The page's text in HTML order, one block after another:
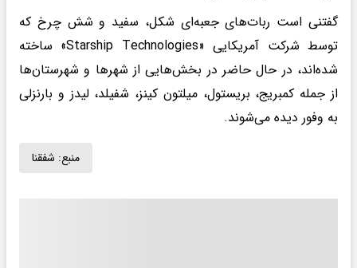
گفتنی است ربات‌های جعبه‌ای شکل، سفید و شش چرخ که
توسط شرکت آمریکایی «Starship Technologies» ساخته
شده‌اند، در حال حاضر در بخش‌هایی از شهرها و شهرستان‌ها
از جمله کمبریج، بریستول، میلتون کینز، شفیلد، لیدز و بارنزلی
به وفور دیده می‌شوند.
منبع: شفقنا